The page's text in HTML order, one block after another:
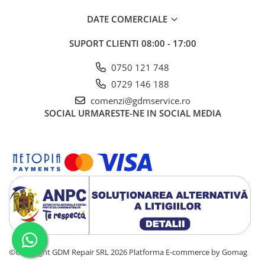
1 x Masca standard de sudura
1 x Cleste de masa 2.3 metri
1 x Cleste de sudura 3 metri
DATE COMERCIALE
SUPORT CLIENTI 08:00 - 17:00
0750 121 748
0729 146 188
comenzi@gdmservice.ro
SOCIAL URMARESTE-NE IN SOCIAL MEDIA
©Copyright GDM Repair SRL 2026 Platforma E-commerce by Gomag